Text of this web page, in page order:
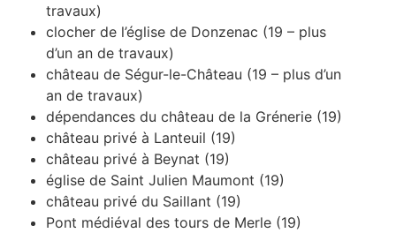
travaux)
clocher de l’église de Donzenac (19 – plus
d’un an de travaux)
château de Ségur-le-Château (19 – plus d’un
an de travaux)
dépendances du château de la Grénerie (19)
château privé à Lanteuil (19)
château privé à Beynat (19)
église de Saint Julien Maumont (19)
château privé du Saillant (19)
Pont médiéval des tours de Merle (19)